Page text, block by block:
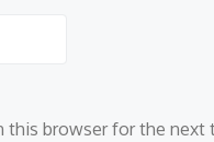
this browser for the